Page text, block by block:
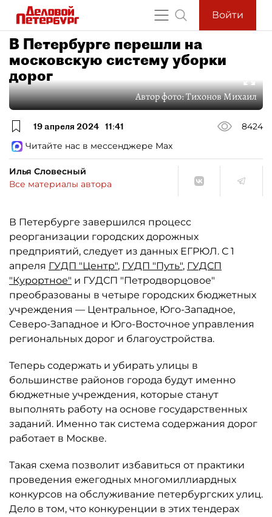
Войти
В Петербурге перешли на
московскую систему уборки
дорог
Автор фото:Тихонов Михаил
19 апреля 2024 11:41
8424
Читайте нас в мессенджере Max
Илья Словесный
Все материалы автора
В Петербурге завершился процесс
реорганизации городских дорожных
предприятий, следует из данных ЕГРЮЛ. С 1
апреля ГУДП "Центр", ГУДП "Путь", ГУДСП
"Курортное" и ГУДСП "Петродворцовое"
преобразованы в четыре городских бюджетных
учреждения — Центральное, Юго-Западное,
Северо-Западное и Юго-Восточное управления
региональных дорог и благоустройства.
Теперь содержать и убирать улицы в
большинстве районов города будут именно
бюджетные учреждения, которые станут
выполнять работу на основе государственных
заданий. Именно так система содержания дорог
работает в Москве.
Такая схема позволит избавиться от практики
проведения ежегодных многомиллиардных
конкурсов на обслуживание петербургских улиц.
Дело в том, что конкуренции в этих тендерах